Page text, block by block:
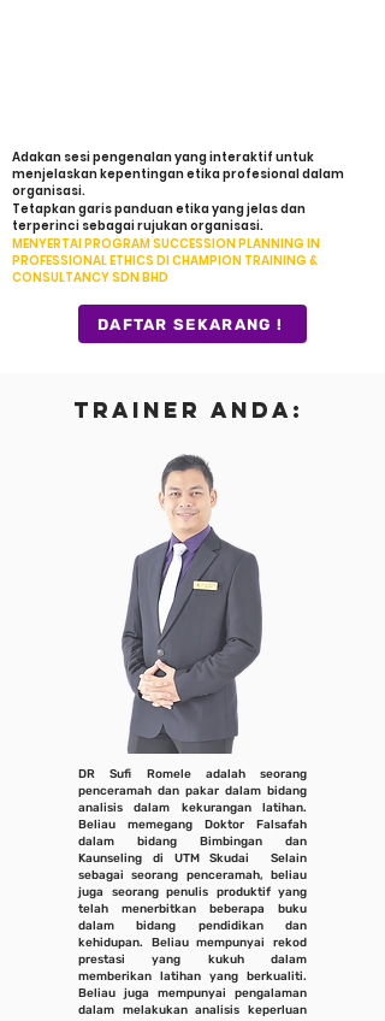
Adakan sesi pengenalan yang interaktif untuk
menjelaskan kepentingan etika profesional dalam
organisasi.
Tetapkan garis panduan etika yang jelas dan
terperinci sebagai rujukan organisasi.
MENYERTAI PROGRAM SUCCESSION PLANNING IN
PROFESSIONAL ETHICS DI CHAMPION TRAINING &
CONSULTANCY SDN BHD
DAFTAR SEKARANG !
TRAINER ANDA:
DR Sufi Romele adalah seorang
penceramah dan pakar dalam bidang
analisis dalam kekurangan latihan.
Beliau memegang Doktor Falsafah
dalam bidang Bimbingan dan
Kaunseling di UTM Skudai Selain
sebagai seorang penceramah, beliau
juga seorang penulis produktif yang
telah menerbitkan beberapa buku
dalam bidang pendidikan dan
kehidupan. Beliau mempunyai rekod
prestasi yang kukuh dalam
memberikan latihan yang berkualiti.
Beliau juga mempunyai pengalaman
dalam melakukan analisis keperluan